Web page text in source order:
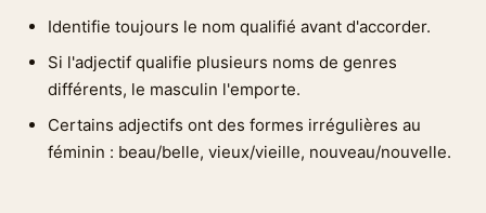
Identifie toujours le nom qualifié avant d'accorder.
Si l'adjectif qualifie plusieurs noms de genres
différents, le masculin l'emporte.
Certains adjectifs ont des formes irrégulières au
féminin : beau/belle, vieux/vieille, nouveau/nouvelle.